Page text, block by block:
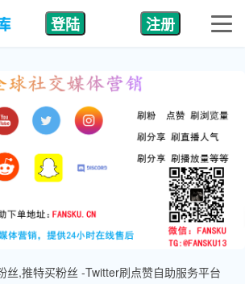
登陆 注册
丝,推特买粉丝 -Twitter刷点赞自助服务平台